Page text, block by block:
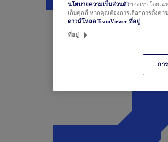
นโยบายความเป็นส่วนตัวของเรา โดยเ
เก็บคุกกี้ หากคุณต้องการเลือกการตั้งค่
ดาวน์โหลด TeamViewer ที่อยู่
ที่อยู่
กา